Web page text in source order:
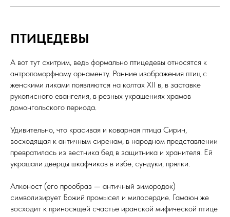
ПТИЦЕДЕВЫ
А вот тут схитрим, ведь формально птицедевы относятся к
антропоморфному орнаменту. Ранние изображения птиц с
женскими ликами появляются на колтах XII в, в заставке
рукописного евангелия, в резных украшениях храмов
домонгольского периода.
Удивительно, что красивая и коварная птица Сирин,
восходящая к античным сиренам, в народном представлении
превратилась из вестника бед в защитника и хранителя. Ей
украшали дверцы шкафчиков в избе, сундуки, прялки.
Алконост (его прообраз — античный зимородок)
символизирует Божий промысел и милосердие. Гамаюн же
восходит к приносящей счастье иранской мифической птице